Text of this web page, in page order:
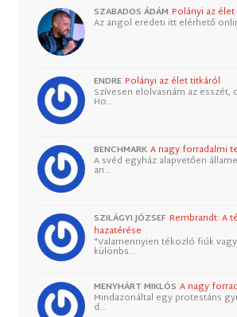
SZABADOS ÁDÁM Polányi az
Az angol eredeti itt elérhető
ENDRE Polányi az élet titkáról
Szívesen elolvasnám az esszét,
Ho…
BENCHMARK A nagy forradalmi
A svéd egyház alapvetően
an…
SZILÁGYI JÓZSEF Rembrandt: A
hazatérése
"Valamennyien tékozló fiúk
különbs…
MENYHÁRT MIKLÓS A nagy
Mindazonáltal egy protestáns
d…